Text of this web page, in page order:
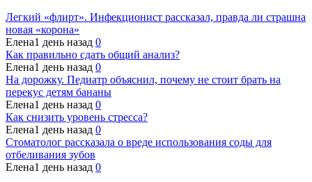
Легкий «флирт». Инфекционист рассказал, правда ли страшна
новая «корона»
Елена1 день назад 0
Как правильно сдать общий анализ?
Елена1 день назад 0
На дорожку. Педиатр объяснил, почему не стоит брать на
перекус детям бананы
Елена1 день назад 0
Как снизить уровень стресса?
Елена1 день назад 0
Стоматолог рассказала о вреде использования соды для
отбеливания зубов
Елена1 день назад 0